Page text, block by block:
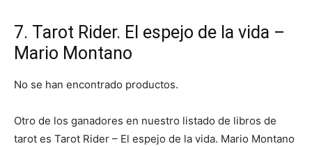
7. Tarot Rider. El espejo de la vida –
Mario Montano
No se han encontrado productos.
Otro de los ganadores en nuestro listado de libros de
tarot es Tarot Rider – El espejo de la vida. Mario Montano